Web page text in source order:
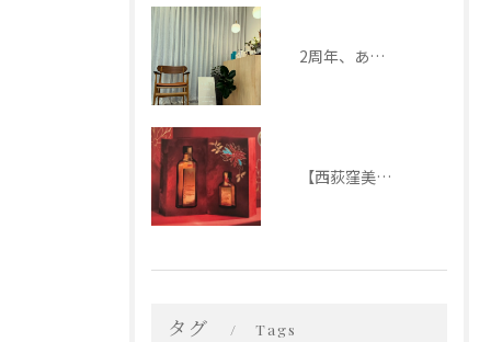
2周年、ありがとうございます！！
【西荻窪美容室 Yoca】限定モロッカンオイル
タグ Tags